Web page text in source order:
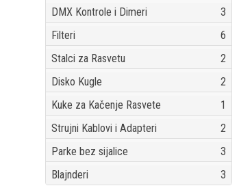
DMX Kontrole i Dimeri
3
Filteri
6
Stalci za Rasvetu
2
Disko Kugle
2
Kuke za Kačenje Rasvete
1
Strujni Kablovi i Adapteri
2
Parke bez sijalice
3
Blajnderi
3